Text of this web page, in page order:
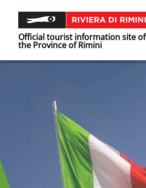
Official tourist information site of
the Province of Rimini